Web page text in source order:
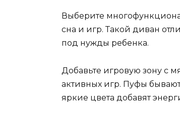
Выберите
сна и игр. Такой диван
под нужды ребенка.
Добавьте игровую зону с
активных игр. Пуфы
яркие цвета добавят